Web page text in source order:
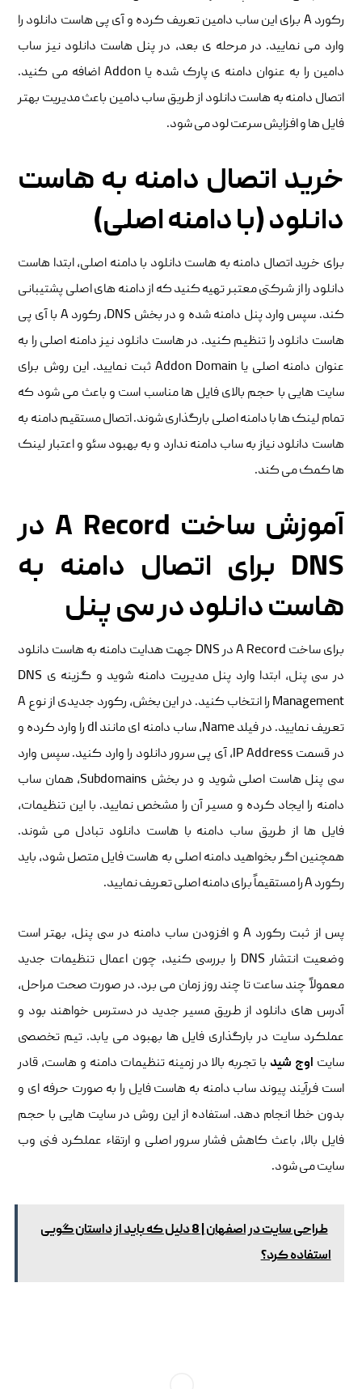
رکورد A برای این ساب دامین تعریف کرده و آی پی هاست دانلود را
وارد می نمایید. در مرحله ی بعد، در پنل هاست دانلود نیز ساب
دامین را به عنوان دامنه ی پارک شده یا Addon اضافه می کنید.
اتصال دامنه به هاست دانلود از طریق ساب دامین باعث مدیریت بهتر
فایل ها و افزایش سرعت لود می شود.
خرید اتصال دامنه به هاست
دانلود (با دامنه اصلی)
برای خرید اتصال دامنه به هاست دانلود با دامنه اصلی، ابتدا هاست
دانلود را از شرکتی معتبر تهیه کنید که از دامنه های اصلی پشتیبانی
کند. سپس وارد پنل دامنه شده و در بخش DNS، رکورد A با آی پی
هاست دانلود را تنظیم کنید. در هاست دانلود نیز دامنه اصلی را به
عنوان دامنه اصلی یا Addon Domain ثبت نمایید. این روش برای
سایت هایی با حجم بالای فایل ها مناسب است و باعث می شود که
تمام لینک ها با دامنه اصلی بارگذاری شوند. اتصال مستقیم دامنه به
هاست دانلود نیاز به ساب دامنه ندارد و به بهبود سئو و اعتبار لینک
ها کمک می کند.
آموزش ساخت A Record در
DNS برای اتصال دامنه به
هاست دانلود در سی پنل
برای ساخت A Record در DNS جهت هدایت دامنه به هاست دانلود
در سی پنل، ابتدا وارد پنل مدیریت دامنه شوید و گزینه ی DNS
Management را انتخاب کنید. در این بخش، رکورد جدیدی از نوع A
تعریف نمایید. در فیلد Name، ساب دامنه ای مانند dl را وارد کرده و
در قسمت IP Address، آی پی سرور دانلود را وارد کنید. سپس وارد
سی پنل هاست اصلی شوید و در بخش Subdomains، همان ساب
دامنه را ایجاد کرده و مسیر آن را مشخص نمایید. با این تنظیمات،
فایل ها از طریق ساب دامنه با هاست دانلود تبادل می شوند.
همچنین اگر بخواهید دامنه اصلی به هاست فایل متصل شود، باید
رکورد A را مستقیماً برای دامنه اصلی تعریف نمایید.
پس از ثبت رکورد A و افزودن ساب دامنه در سی پنل، بهتر است
وضعیت انتشار DNS را بررسی کنید، چون اعمال تنظیمات جدید
معمولاً چند ساعت تا چند روز زمان می برد. در صورت صحت مراحل،
آدرس های دانلود از طریق مسیر جدید در دسترس خواهند بود و
عملکرد سایت در بارگذاری فایل ها بهبود می یابد. تیم تخصصی
سایت اوج شید با تجربه بالا در زمینه تنظیمات دامنه و هاست، قادر
است فرآیند پیوند ساب دامنه به هاست فایل را به صورت حرفه ای و
بدون خطا انجام دهد. استفاده از این روش در سایت هایی با حجم
فایل بالا، باعث کاهش فشار سرور اصلی و ارتقاء عملکرد فنی وب
سایت می شود.
طراحی سایت در اصفهان | 8 دلیل که باید از داستان گویی
استفاده کرد؟